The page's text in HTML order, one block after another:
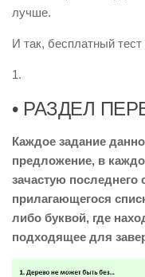
лучше.
И так, бесплатный тест
1.
• РАЗДЕЛ
Каждое задание
предложение, в
зачастую
прилагающегося
либо буквой, где
подходящее для